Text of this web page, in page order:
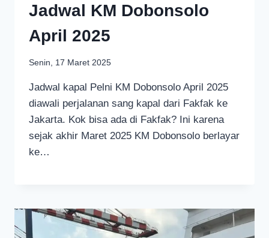
Jadwal KM Dobonsolo
April 2025
Senin, 17 Maret 2025
Jadwal kapal Pelni KM Dobonsolo April 2025
diawali perjalanan sang kapal dari Fakfak ke
Jakarta. Kok bisa ada di Fakfak? Ini karena
sejak akhir Maret 2025 KM Dobonsolo berlayar
ke…